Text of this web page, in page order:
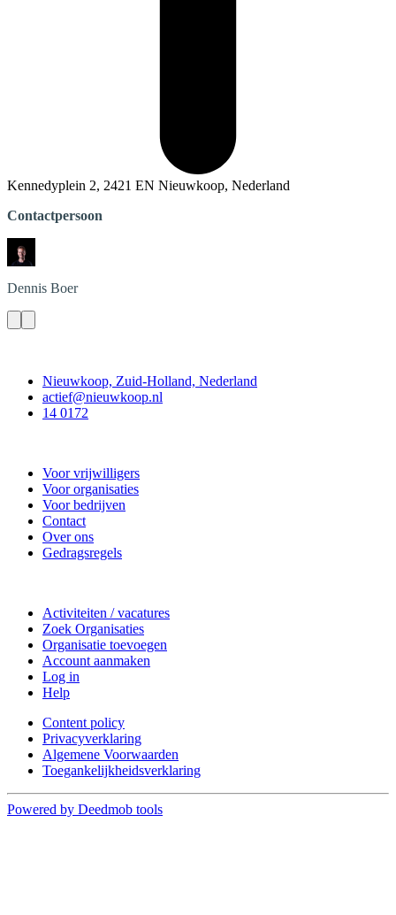
Kennedyplein 2, 2421 EN Nieuwkoop, Nederland
Contactpersoon
Dennis Boer
Nieuwkoop, Zuid-Holland, Nederland
actief@nieuwkoop.nl
14 0172
Voor vrijwilligers
Voor organisaties
Voor bedrijven
Contact
Over ons
Gedragsregels
Activiteiten / vacatures
Zoek Organisaties
Organisatie toevoegen
Account aanmaken
Log in
Help
Content policy
Privacyverklaring
Algemene Voorwaarden
Toegankelijkheidsverklaring
Powered by Deedmob tools